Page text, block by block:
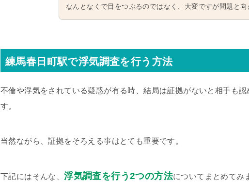
なんとなくで目をつぶるのではなく、大変ですが問題と向
練馬春日町駅で浮気調査を行う方法
不倫や浮気をされている疑惑が有る時、結局は証拠がないと相手も
す。
当然ながら、証拠をそろえる事はとても重要です。
下記にはそんな、浮気調査を行う2つの方法についてまとめてみ